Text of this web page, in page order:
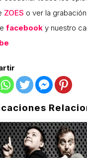
ZOES o ver la
facebook y nuestro